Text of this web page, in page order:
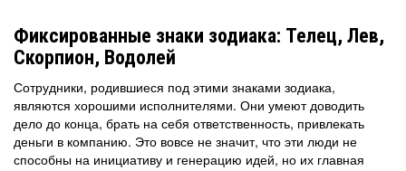
Фиксированные знаки зодиака: Телец, Лев,
Скорпион, Водолей
Сотрудники, родившиеся под этими знаками зодиака,
являются хорошими исполнителями. Они умеют доводить
дело до конца, брать на себя ответственность, привлекать
деньги в компанию. Это вовсе не значит, что эти люди не
способны на инициативу и генерацию идей, но их главная